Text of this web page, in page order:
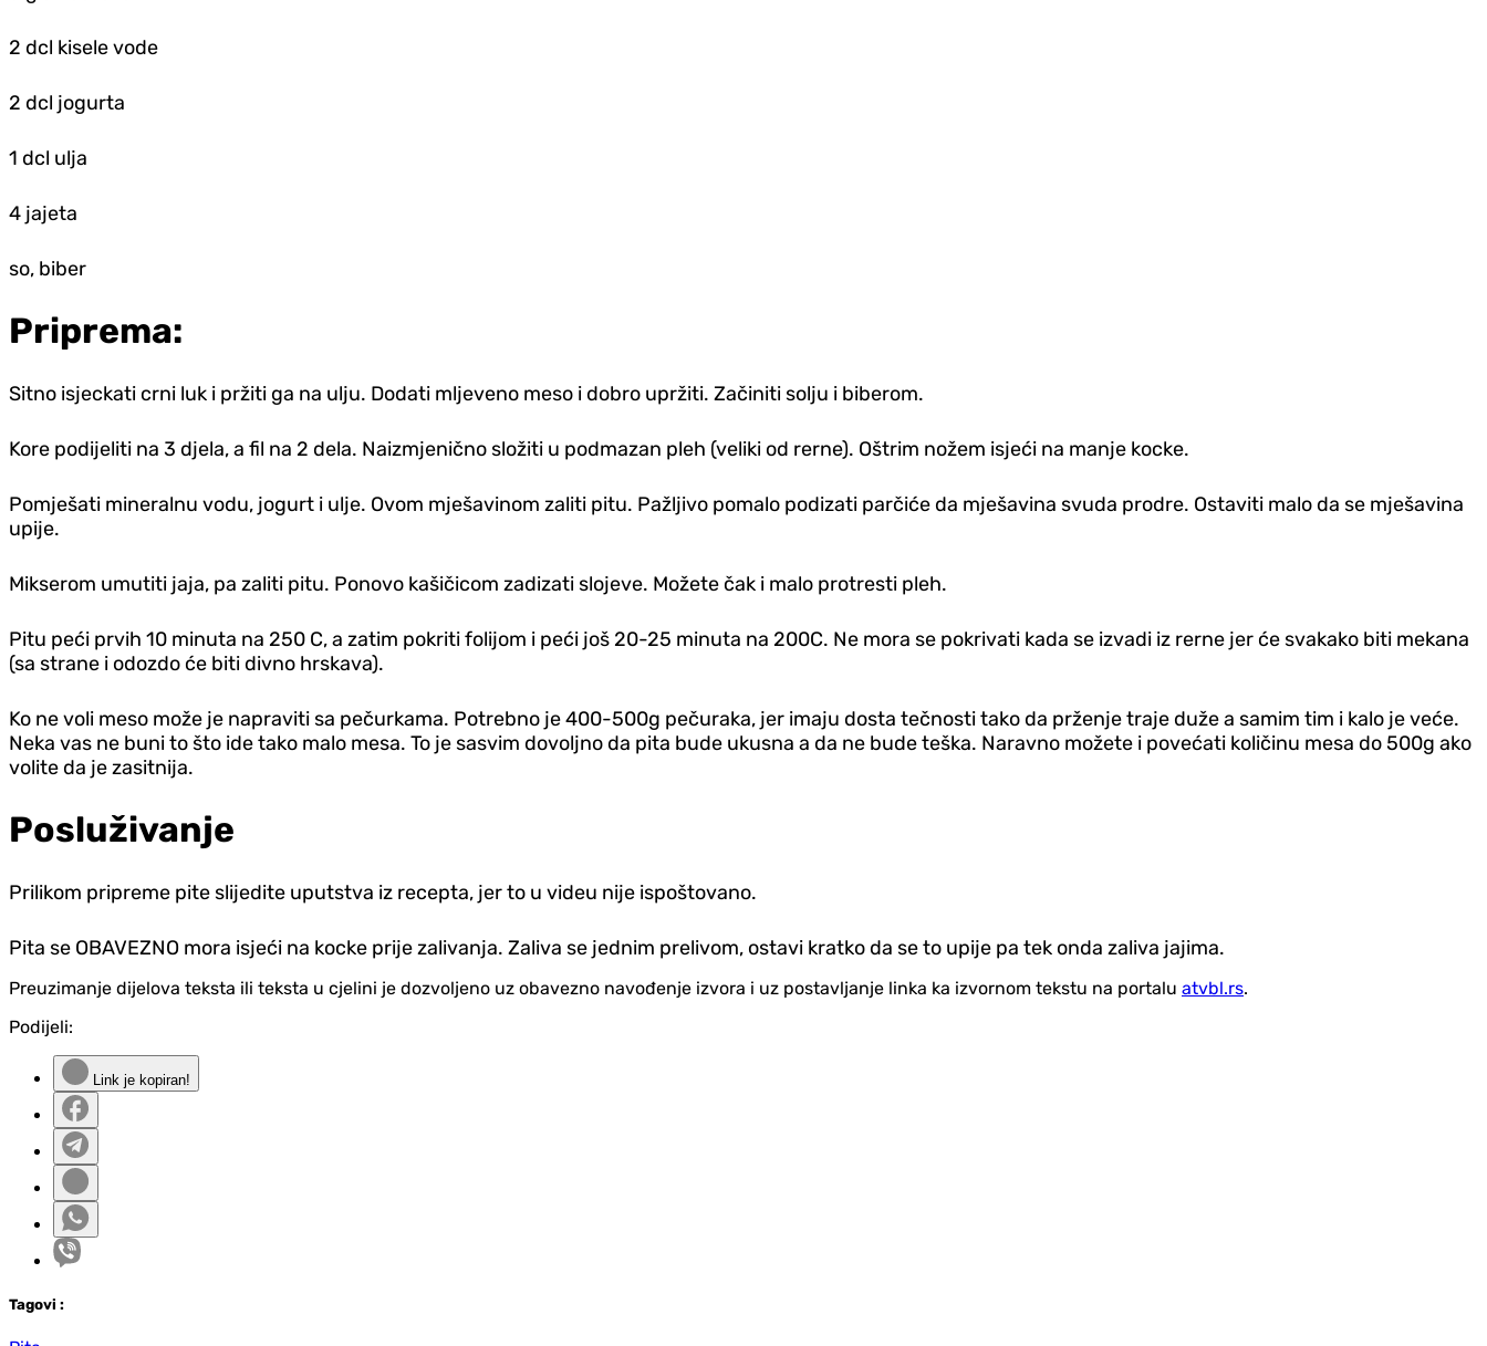
2 dcl kisele vode
2 dcl jogurta
1 dcl ulja
4 jajeta
so, biber
Priprema:
Sitno isjeckati crni luk i pržiti ga na ulju. Dodati mljeveno meso i dobro upržiti. Začiniti solju i biberom.
Kore podijeliti na 3 djela, a fil na 2 dela. Naizmjenično složiti u podmazan pleh (veliki od rerne). Oštrim nožem isjeći na manje kocke.
Pomješati mineralnu vodu, jogurt i ulje. Ovom mješavinom zaliti pitu. Pažljivo pomalo podizati parčiće da mješavina svuda prodre. Ostaviti malo da se mješavina
upije.
Mikserom umutiti jaja, pa zaliti pitu. Ponovo kašičicom zadizati slojeve. Možete čak i malo protresti pleh.
Pitu peći prvih 10 minuta na 250 C, a zatim pokriti folijom i peći još 20-25 minuta na 200C. Ne mora se pokrivati kada se izvadi iz rerne jer će svakako biti mekana
(sa strane i odozdo će biti divno hrskava).
Ko ne voli meso može je napraviti sa pečurkama. Potrebno je 400-500g pečuraka, jer imaju dosta tečnosti tako da prženje traje duže a samim tim i kalo je veće.
Neka vas ne buni to što ide tako malo mesa. To je sasvim dovoljno da pita bude ukusna a da ne bude teška. Naravno možete i povećati količinu mesa do 500g ako
volite da je zasitnija.
Posluživanje
Prilikom pripreme pite slijedite uputstva iz recepta, jer to u videu nije ispoštovano.
Pita se OBAVEZNO mora isjeći na kocke prije zalivanja. Zaliva se jednim prelivom, ostavi kratko da se to upije pa tek onda zaliva jajima.
Preuzimanje dijelova teksta ili teksta u cjelini je dozvoljeno uz obavezno navođenje izvora i uz postavljanje linka ka izvornom tekstu na portalu atvbl.rs.
Podijeli:
Link je kopiran!
Tagovi :